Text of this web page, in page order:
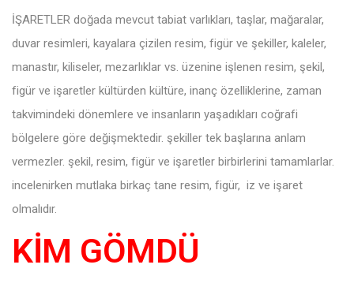
İŞARETLER doğada mevcut tabiat varlıkları, taşlar, mağaralar,
duvar resimleri, kayalara çizilen resim, figür ve şekiller, kaleler,
manastır, kiliseler, mezarlıklar vs. üzenine işlenen resim, şekil,
figür ve işaretler kültürden kültüre, inanç özelliklerine, zaman
takvimindeki dönemlere ve insanların yaşadıkları coğrafi
bölgelere göre değişmektedir. şekiller tek başlarına anlam
vermezler. şekil, resim, figür ve işaretler birbirlerini tamamlarlar.
incelenirken mutlaka birkaç tane resim, figür, iz ve işaret
olmalıdır.
KİM GÖMDÜ